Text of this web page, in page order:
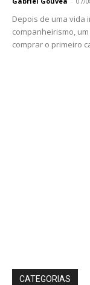
Depois de uma vida
companheirismo,
comprar o primeiro
CATEGORIAS